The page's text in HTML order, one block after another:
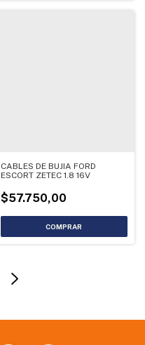
CABLES DE BUJIA FORD
ESCORT ZETEC 1.8 16V
$57.750,00